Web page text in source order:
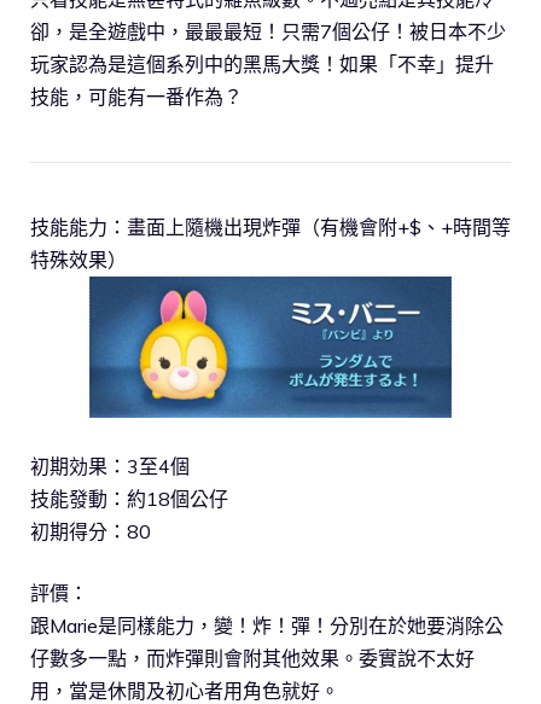
卻，是全遊戲中，最最最短！只需7個公仔！被日本不少
玩家認為是這個系列中的黑馬大獎！如果「不幸」提升
技能，可能有一番作為？
技能能力：畫面上隨機出現炸彈（有機會附+$、+時間等
特殊效果）
初期効果：3至4個
技能發動：約18個公仔
初期得分：80
評價：
跟Marie是同樣能力，變！炸！彈！分別在於她要消除公
仔數多一點，而炸彈則會附其他效果。委實說不太好
用，當是休閒及初心者用角色就好。